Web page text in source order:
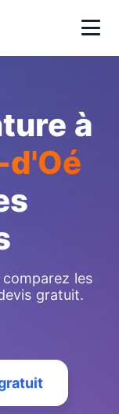
à
les
gratuit.